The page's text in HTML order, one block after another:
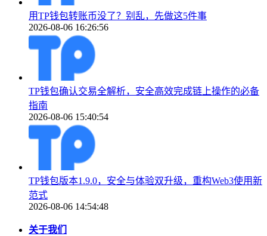
用TP钱包转账币没了？别乱，先做这5件事
2026-08-06 16:26:56
TP钱包确认交易全解析，安全高效完成链上操作的必备
指南
2026-08-06 15:40:54
TP钱包版本1.9.0，安全与体验双升级，重构Web3使用新
范式
2026-08-06 14:54:48
关于我们